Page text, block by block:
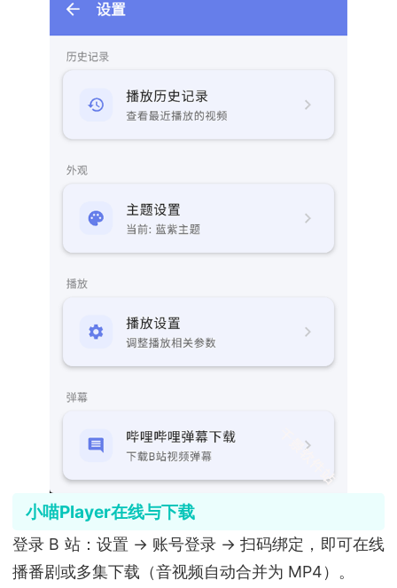
小喵Player在线与下载
登录 B 站：设置 → 账号登录 → 扫码绑定，即可在线
播番剧或多集下载（音视频自动合并为 MP4）。